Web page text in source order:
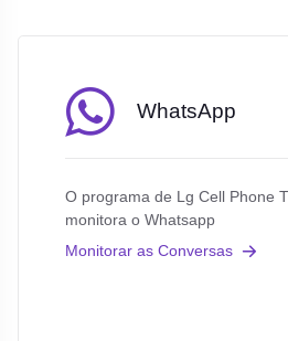
WhatsApp
O programa de Lg Cell Phone
monitora o Whatsapp
Monitorar as Conversas